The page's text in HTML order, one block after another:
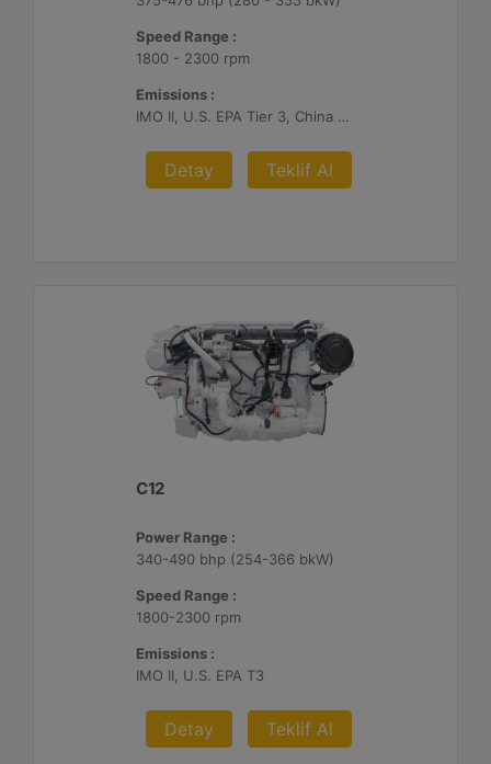
Speed Range :
1800 - 2300 rpm
Emissions :
IMO II, U.S. EPA Tier 3, China Stage II
Detay Teklif Al
C12
Power Range :
340-490 bhp (254-366 bkW)
Speed Range :
1800-2300 rpm
Emissions :
IMO II, U.S. EPA T3
Detay Teklif Al